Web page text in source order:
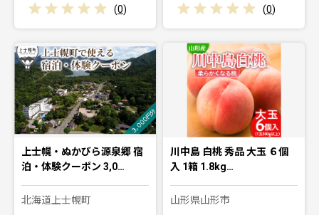
(0) (0)
上士幌・ぬかびら源泉郷 宿
泊・体験クーポン 3,0…
北海道上士幌町
川中島 白桃 秀品 大玉 ６個
入 1箱 1.8kg…
山形県山形市